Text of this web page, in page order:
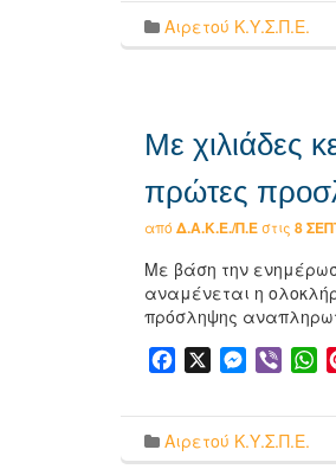
Αιρετού Κ.Υ.Σ.Π.Ε.
Με χιλιάδες
πρώτες
από Δ.Α.Κ.Ε./Π.Εστις 8
Με βάση την
αναμένεται η
πρόσληψης
Facebook Viber
Αιρετού Κ.Υ.Σ.Π.Ε.